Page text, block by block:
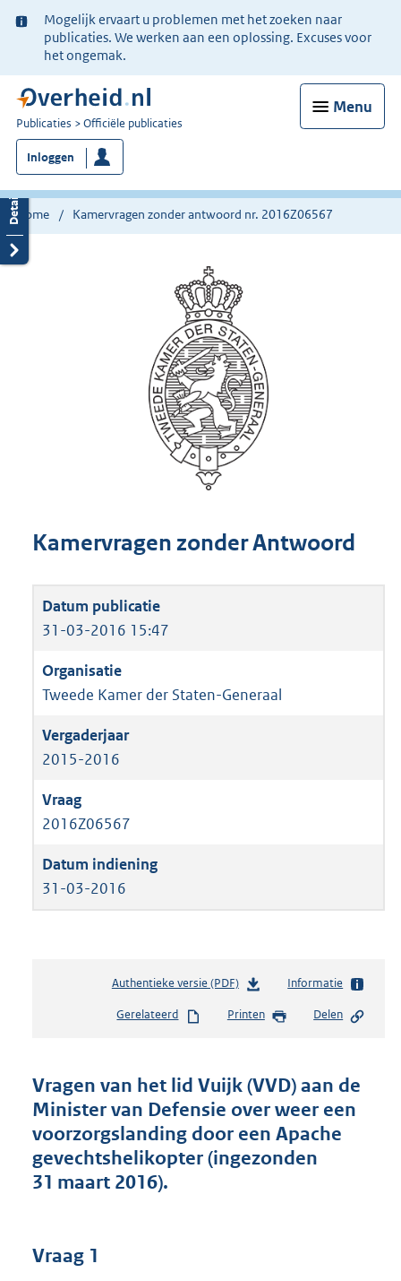
Ter
informatie:
Mogelijk ervaart u problemen met het zoeken naar
publicaties. We werken aan een oplossing. Excuses voor
het ongemak.
Menu
U
bent
nu
hier:
Publicaties Officiële publicaties
Inloggen
Home Kamervragen zonder antwoord nr. 2016Z06567
Kamervragen zonder Antwoord
31-03-2016 15:47
Tweede Kamer der Staten-Generaal
2015-2016
2016Z06567
31-03-2016
Authentieke versie (PDF)b
s
d
s
g
r
o
Informatie
Gerelateerd Printen Delen
Vragen van het lid Vuijk (VVD) aan de
Minister van Defensie over weer een
voorzorgslanding door een Apache
gevechtshelikopter (ingezonden
31 maart 2016).
Vraag 1